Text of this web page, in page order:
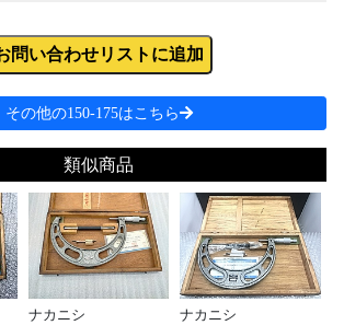
問い合わせリストに追加
その他の150-175はこちら
類似商品
ナカニシ
ナカニシ